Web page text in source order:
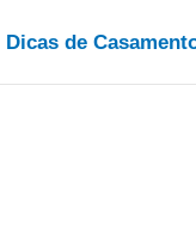
Dicas de